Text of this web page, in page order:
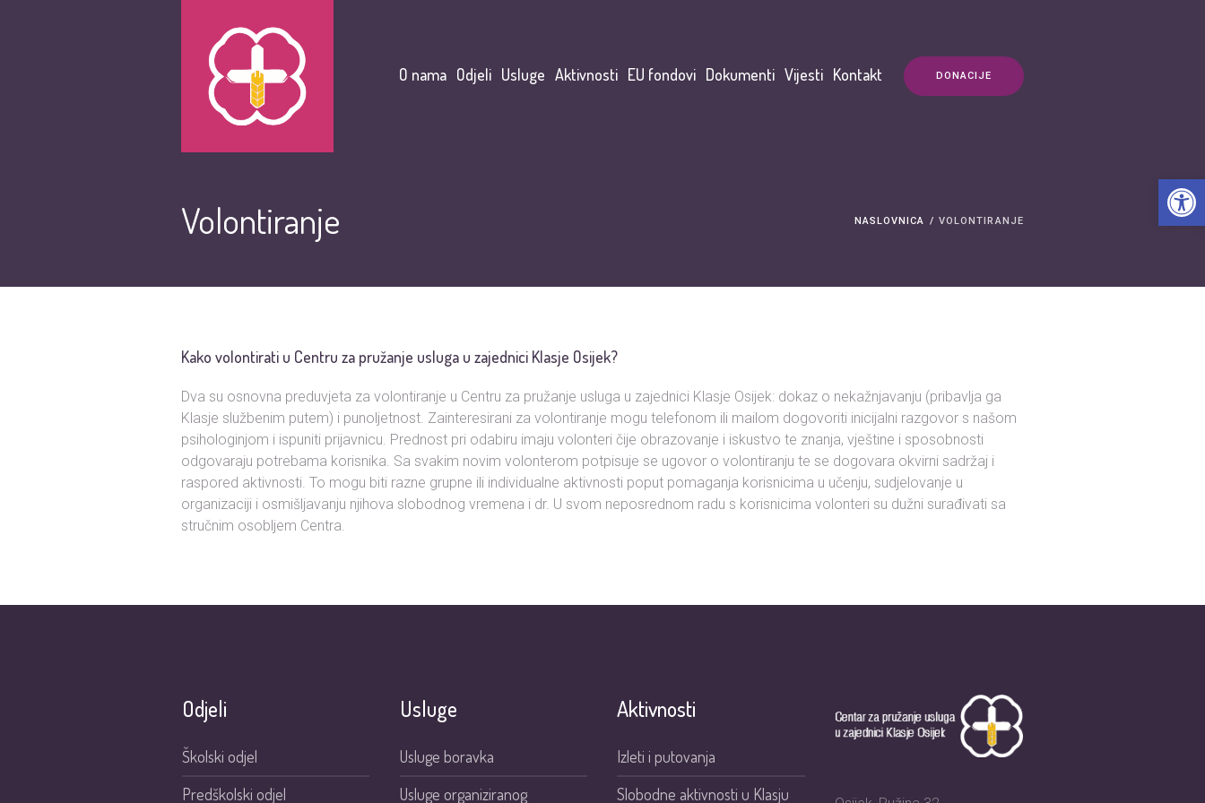
DONACIJE
O nama Odjeli Usluge Aktivnosti EU fondovi Dokumenti Vijesti Kontakt
Volontiranje NASLOVNICA / VOLONTIRANJE
Kako volontirati u Centru za pružanje usluga u zajednici Klasje Osijek?
Dva su osnovna preduvjeta za volontiranje u Centru za pružanje usluga u zajednici Klasje Osijek: dokaz o nekažnjavanju (pribavlja ga
Klasje službenim putem) i punoljetnost. Zainteresirani za volontiranje mogu telefonom ili mailom dogovoriti inicijalni razgovor s našom
psihologinjom i ispuniti prijavnicu. Prednost pri odabiru imaju volonteri čije obrazovanje i iskustvo te znanja, vještine i sposobnosti
odgovaraju potrebama korisnika. Sa svakim novim volonterom potpisuje se ugovor o volontiranju te se dogovara okvirni sadržaj i
raspored aktivnosti. To mogu biti razne grupne ili individualne aktivnosti poput pomaganja korisnicima u učenju, sudjelovanje u
organizaciji i osmišljavanju njihova slobodnog vremena i dr. U svom neposrednom radu s korisnicima volonteri su dužni surađivati sa
stručnim osobljem Centra.
Odjeli
Školski odjel
Predškolski odjel
Usluge
Usluge boravka
Usluge organiziranog
Aktivnosti
Izleti i putovanja
Slobodne aktivnosti u Klasju